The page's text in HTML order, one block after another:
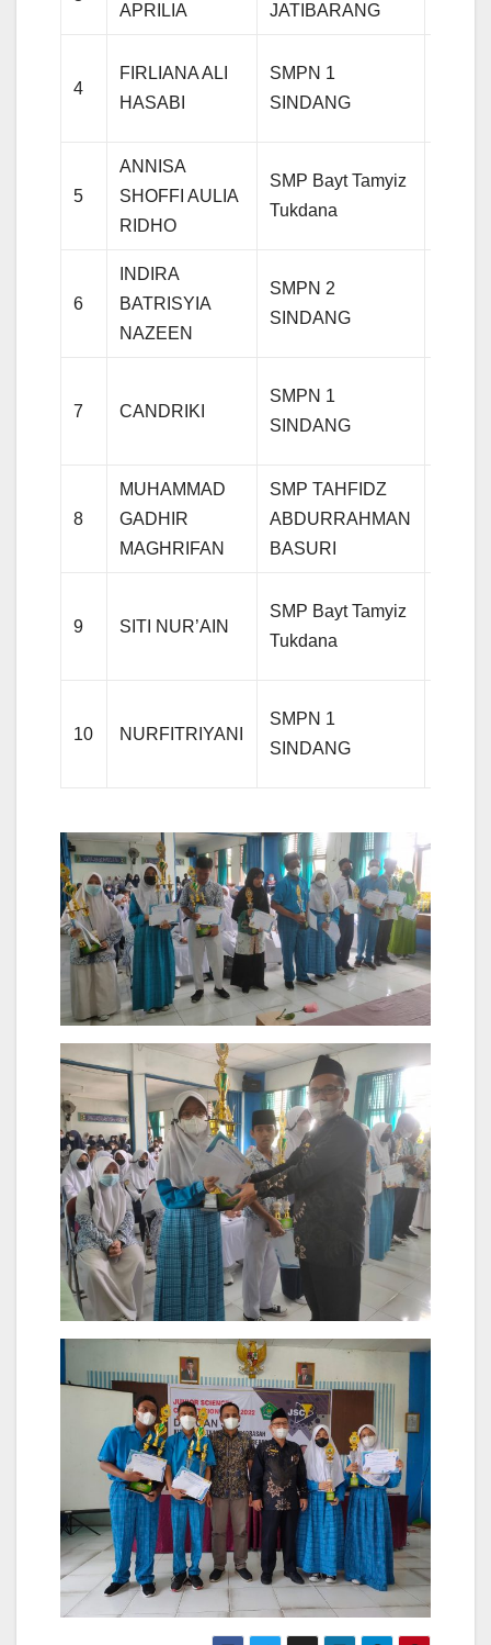
APRILIA
JATIBARANG
4
FIRLIANA ALI
HASABI
SMPN 1
SINDANG
5
ANNISA
SHOFFI AULIA
RIDHO
SMP Bayt Tamyiz
Tukdana
6
INDIRA
BATRISYIA
NAZEEN
SMPN 2
SINDANG
7 CANDRIKI
SMPN 1
SINDANG
8
MUHAMMAD
GADHIR
MAGHRIFAN
SMP TAHFIDZ
ABDURRAHMAN
BASURI
9 SITI NUR’AIN
SMP Bayt Tamyiz
Tukdana
10 NURFITRIYANI
SMPN 1
SINDANG